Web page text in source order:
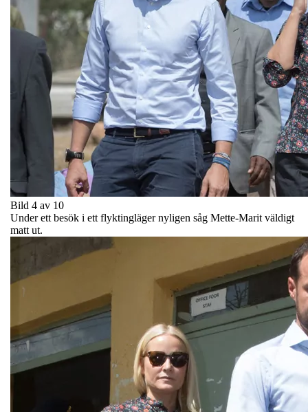
Bild 4 av 10
Under ett besök i ett flyktingläger nyligen såg Mette-Marit väldigt
matt ut.